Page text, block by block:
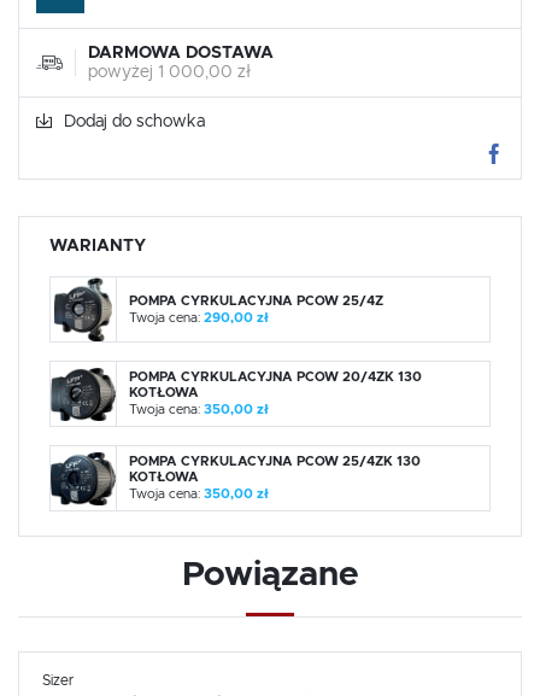
DARMOWA DOSTAWA
powyżej 1 000,00 zł
Dodaj do schowka
WARIANTY
POMPA CYRKULACYJNA PCOW 25/4Z
Twoja cena: 290,00 zł
POMPA CYRKULACYJNA PCOW 20/4ZK 130
KOTŁOWA
Twoja cena: 350,00 zł
POMPA CYRKULACYJNA PCOW 25/4ZK 130
KOTŁOWA
Twoja cena: 350,00 zł
Powiązane
Sizer